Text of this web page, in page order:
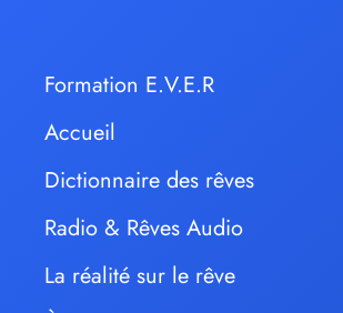
Formation E.V.E.R
Accueil
Dictionnaire des rêves
Radio & Rêves Audio
La réalité sur le rêve